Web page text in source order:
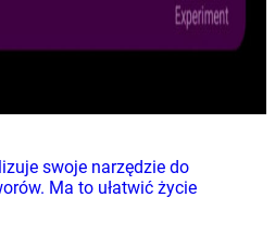
swoje narzędzie do
Ma to ułatwić życie